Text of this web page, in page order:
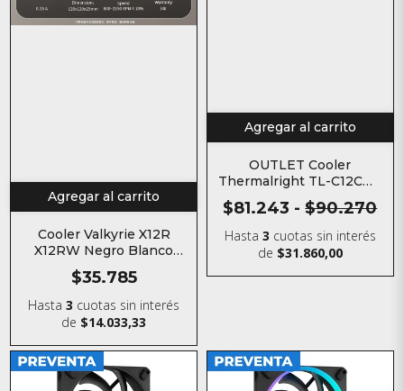
Agregar al carrito
Cooler Valkyrie X12R
X12RW Negro Blanco
$35.785
Hasta3 cuotas sin interés
de $14.033,33
Agregar al carrito
OUTLET Cooler
Thermalright TL-C12CW-
S Blanco
$81.243 - $90.270
Hasta 3 cuotas sin interés
de $31.860,00